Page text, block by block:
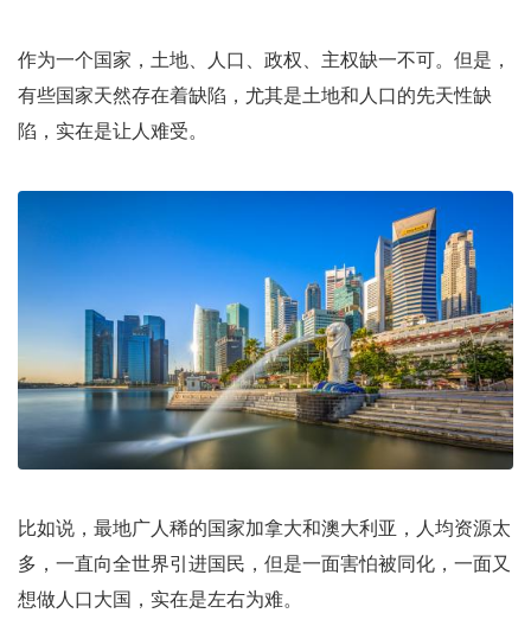
作为一个国家，土地、人口、政权、主权缺一不可。但是，
有些国家天然存在着缺陷，尤其是土地和人口的先天性缺
陷，实在是让人难受。
比如说，最地广人稀的国家加拿大和澳大利亚，人均资源太
多，一直向全世界引进国民，但是一面害怕被同化，一面又
想做人口大国，实在是左右为难。